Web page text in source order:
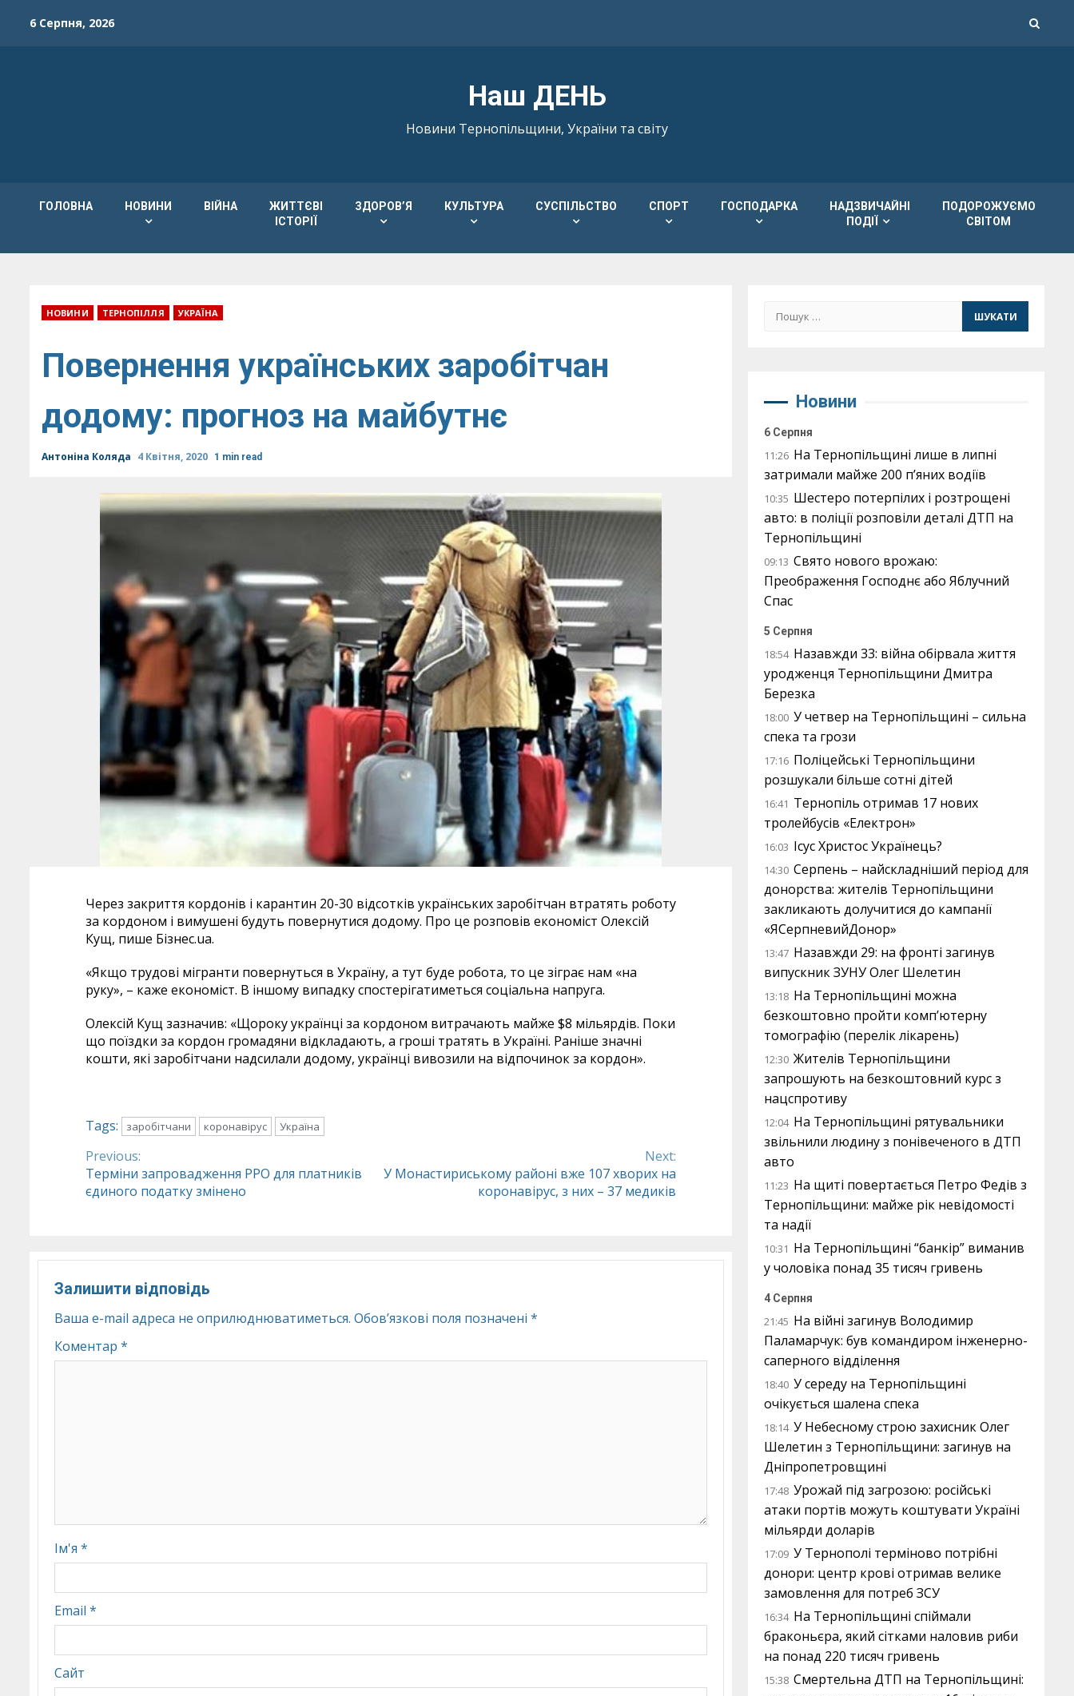
6 Серпня, 2026
Наш ДЕНЬ
Новини Тернопільщини, України та світу
ГОЛОВНА НОВИНИ ВІЙНА
ЖИТТЄВІ
ІСТОРІЇ
ЗДОРОВ’Я КУЛЬТУРА СУСПІЛЬСТВО СПОРТ ГОСПОДАРКА
НАДЗВИЧАЙНІ
ПОДІЇ
ПОДОРОЖУЄМО
СВІТОМ
НОВИНИ ТЕРНОПІЛЛЯ УКРАЇНА
Повернення українських заробітчан
додому: прогноз на майбутнє
Антоніна Коляда 4 Квітня, 2020 1 min read
Через закриття кордонів і карантин 20-30 відсотків українських заробітчан втратять роботу
за кордоном і вимушені будуть повернутися додому. Про це розповів економіст Олексій
Кущ, пише Бізнес.ua.
«Якщо трудові мігранти повернуться в Україну, а тут буде робота, то це зіграє нам «на
руку», – каже економіст. В іншому випадку спостерігатиметься соціальна напруга.
Олексій Кущ зазначив: «Щороку українці за кордоном витрачають майже $8 мільярдів. Поки
що поїздки за кордон громадяни відкладають, а гроші тратять в Україні. Раніше значні
кошти, які заробітчани надсилали додому, українці вивозили на відпочинок за кордон».
Tags: заробітчани коронавірус Україна
Continue
Reading
Previous:
Терміни запровадження РРО для платників
єдиного податку змінено
Next:
У Монастириському районі вже 107 хворих на
коронавірус, з них – 37 медиків
Залишити відповідь
Ваша e-mail адреса не оприлюднюватиметься. Обов’язкові поля позначені *
Коментар *
Ім'я *
Email *
Сайт
Пошук:
Новини
6 Серпня
11:26 На Тернопільщині лише в липні
затримали майже 200 п’яних водіїв
10:35 Шестеро потерпілих і розтрощені
авто: в поліції розповіли деталі ДТП на
Тернопільщині
09:13 Свято нового врожаю:
Преображення Господнє або Яблучний
Спас
5 Серпня
18:54 Назавжди 33: війна обірвала життя
уродженця Тернопільщини Дмитра
Березка
18:00 У четвер на Тернопільщині – сильна
спека та грози
17:16 Поліцейські Тернопільщини
розшукали більше сотні дітей
16:41 Тернопіль отримав 17 нових
тролейбусів «Електрон»
16:03 Ісус Христос Українець?
14:30 Серпень – найскладніший період для
донорства: жителів Тернопільщини
закликають долучитися до кампанії
«ЯСерпневийДонор»
13:47 Назавжди 29: на фронті загинув
випускник ЗУНУ Олег Шелетин
13:18 На Тернопільщині можна
безкоштовно пройти комп’ютерну
томографію (перелік лікарень)
12:30 Жителів Тернопільщини
запрошують на безкоштовний курс з
нацспротиву
12:04 На Тернопільщині рятувальники
звільнили людину з понівеченого в ДТП
авто
11:23 На щиті повертається Петро Федів з
Тернопільщини: майже рік невідомості
та надії
10:31 На Тернопільщині “банкір” виманив
у чоловіка понад 35 тисяч гривень
4 Серпня
21:45 На війні загинув Володимир
Паламарчук: був командиром інженерно-
саперного відділення
18:40 У середу на Тернопільщині
очікується шалена спека
18:14 У Небесному строю захисник Олег
Шелетин з Тернопільщини: загинув на
Дніпропетровщині
17:48 Урожай під загрозою: російські
атаки портів можуть коштувати Україні
мільярди доларів
17:09 У Тернополі терміново потрібні
донори: центр крові отримав велике
замовлення для потреб ЗСУ
16:34 На Тернопільщині спіймали
браконьєра, який сітками наловив риби
на понад 220 тисяч гривень
15:38 Смертельна ДТП на Тернопільщині: